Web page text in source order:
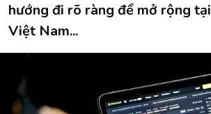
hướng đi rõ ràng để mở rộng
Việt Nam...